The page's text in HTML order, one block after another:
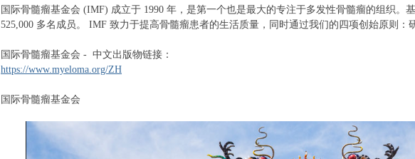
国际骨髓瘤基金会 (IMF) 成立于 1990 年，是第一个也是最大的专注于多发性骨髓瘤的组织。
525,000 多名成员。 IMF 致力于提高骨髓瘤患者的生活质量，同时通过我们的四项创始原则
国际骨髓瘤基金会 - 中文出版物链接：
https://www.myeloma.org/ZH
国际骨髓瘤基金会